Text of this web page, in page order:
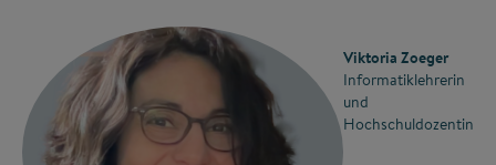
Viktoria Zoeger
Informatiklehrerin
und
Hochschuldozentin